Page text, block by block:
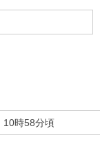
10時58分頃